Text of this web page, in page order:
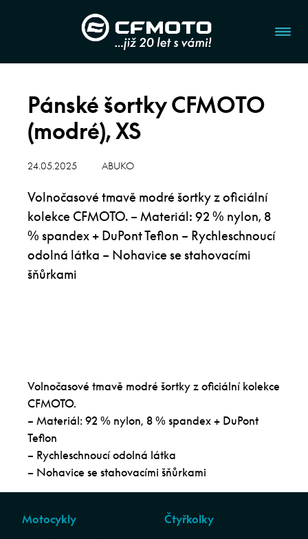
Pánské šortky CFMOTO
(modré), XS
24.05.2025 ABUKO
Volnočasové tmavě modré šortky z oficiální
kolekce CFMOTO. – Materiál: 92 % nylon, 8
% spandex + DuPont Teflon – Rychleschnoucí
odolná látka – Nohavice se stahovacími
šňůrkami
Volnočasové tmavě modré šortky z oficiální kolekce
CFMOTO.
– Materiál: 92 % nylon, 8 % spandex + DuPont
Teflon
– Rychleschnoucí odolná látka
– Nohavice se stahovacími šňůrkami
Motocykly
Čtyřkolky